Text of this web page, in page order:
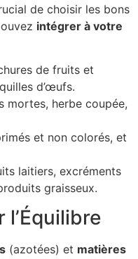
de choisir les bons
intégrer à votre
de fruits et
d’œufs.
mortes, herbe coupée,
et non colorés, et
laitiers, excréments
graisseux.
l’Équilibre
(azotées) et matières